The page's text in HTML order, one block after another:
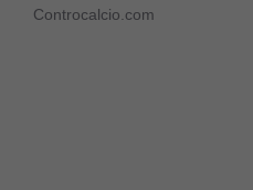
Controcalcio.com